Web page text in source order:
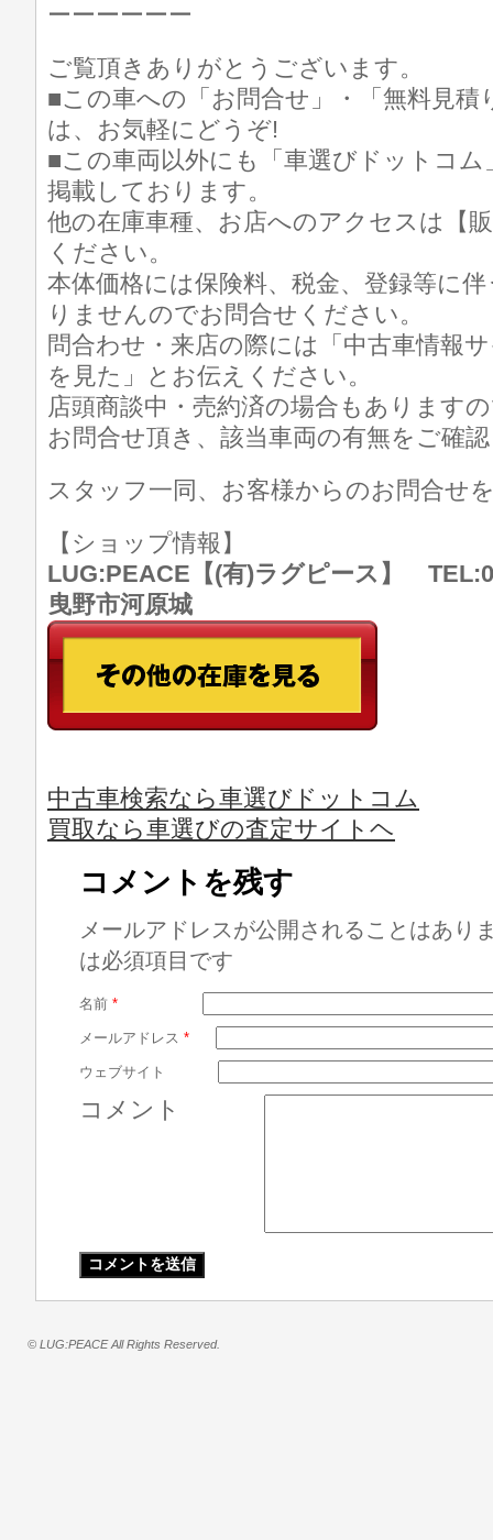
ーーーーーー
ご覧頂きありがとうございます。
■この車への「お問合せ」・「無料見積
は、お気軽にどうぞ!
■この車両以外にも「車選びドットコ
掲載しております。
他の在庫車種、お店へのアクセスは【
ください。
本体価格には保険料、税金、登録等に
りませんのでお問合せください。
問合わせ・来店の際には「中古車情報
を見た」とお伝えください。
店頭商談中・売約済の場合もあります
お問合せ頂き、該当車両の有無をご確
スタッフ一同、お客様からのお問合せ
【ショップ情報】
LUG:PEACE【(有)ラグピース】
曳野市河原城
中古車検索なら車選びドットコム
買取なら車選びの査定サイトヘ
コメントを残す
メールアドレスが公開されることはあり
は必須項目です
名前 *
メールアドレス *
ウェブサイト
コメント
© LUG:PEACE All Rights Reserved.